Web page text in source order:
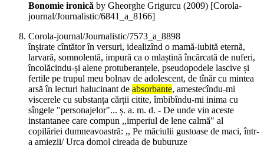
Bonomie ironică by Gheorghe Grigurcu (2009) [Corola-
journal/Journalistic/6841_a_8166]
Corola-journal/Journalistic/7573_a_8898
înșirate cîntător în versuri, idealizînd o mamă-iubită eternă,
larvară, somnolentă, impură ca o mlaștină încărcată de nuferi,
încolăcindu-și alene protuberanțele, pseudopodele lascive și
fertile pe trupul meu bolnav de adolescent, de tînăr cu mintea
arsă în lecturi halucinant de absorbante, amestecîndu-mi
viscerele cu substanța cărții citite, îmbibîndu-mi inima cu
sîngele "personajelor"... ș. a. m. d. - De unde vin aceste
instantanee care compun ,,imperiul de lene calmă" al
copilăriei dumneavoastră: ,, Pe măciulii gustoase de maci, într-
a amiezii/ Urca domol cireada de buburuze